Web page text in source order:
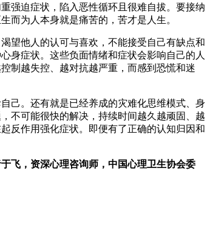
强迫症状，陷入恶性循环且很难自拔。要接纳
而为人本身就是痛苦的，苦才是人生。
望他人的认可与喜欢，不能接受自己有缺点和
身症状。这些负面情绪和症状会影响自己的人
制越失控、越对抗越严重，而感到恐慌和迷
己。还有就是已经养成的灾难化思维模式、身
不可能很快的解决，持续时间越久越顽固、越
反作用强化症状。即便有了正确的认知归因和
飞，资深心理咨询师，中国心理卫生协会委